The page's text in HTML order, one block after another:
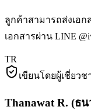
ลูกค้าสามารถส่งเอก
เอกสารผ่าน LINE
TR
เขียนโดยผู้เชี่ยวช
Thanawat R. (ธ